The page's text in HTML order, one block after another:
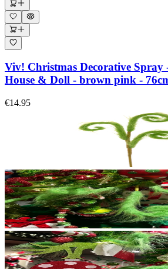
Viv! Christmas Decorative Spray
House & Doll - brown pink -
€14.95